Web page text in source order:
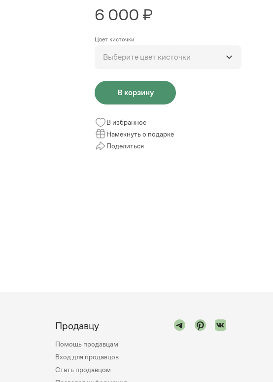
6 000 ₽
Цвет кисточки
Выберите цвет кисточки
В корзину
В избранное
Намекнуть о подарке
Поделиться
Продавцу
Помощь продавцам
Вход для продавцов
Стать продавцом